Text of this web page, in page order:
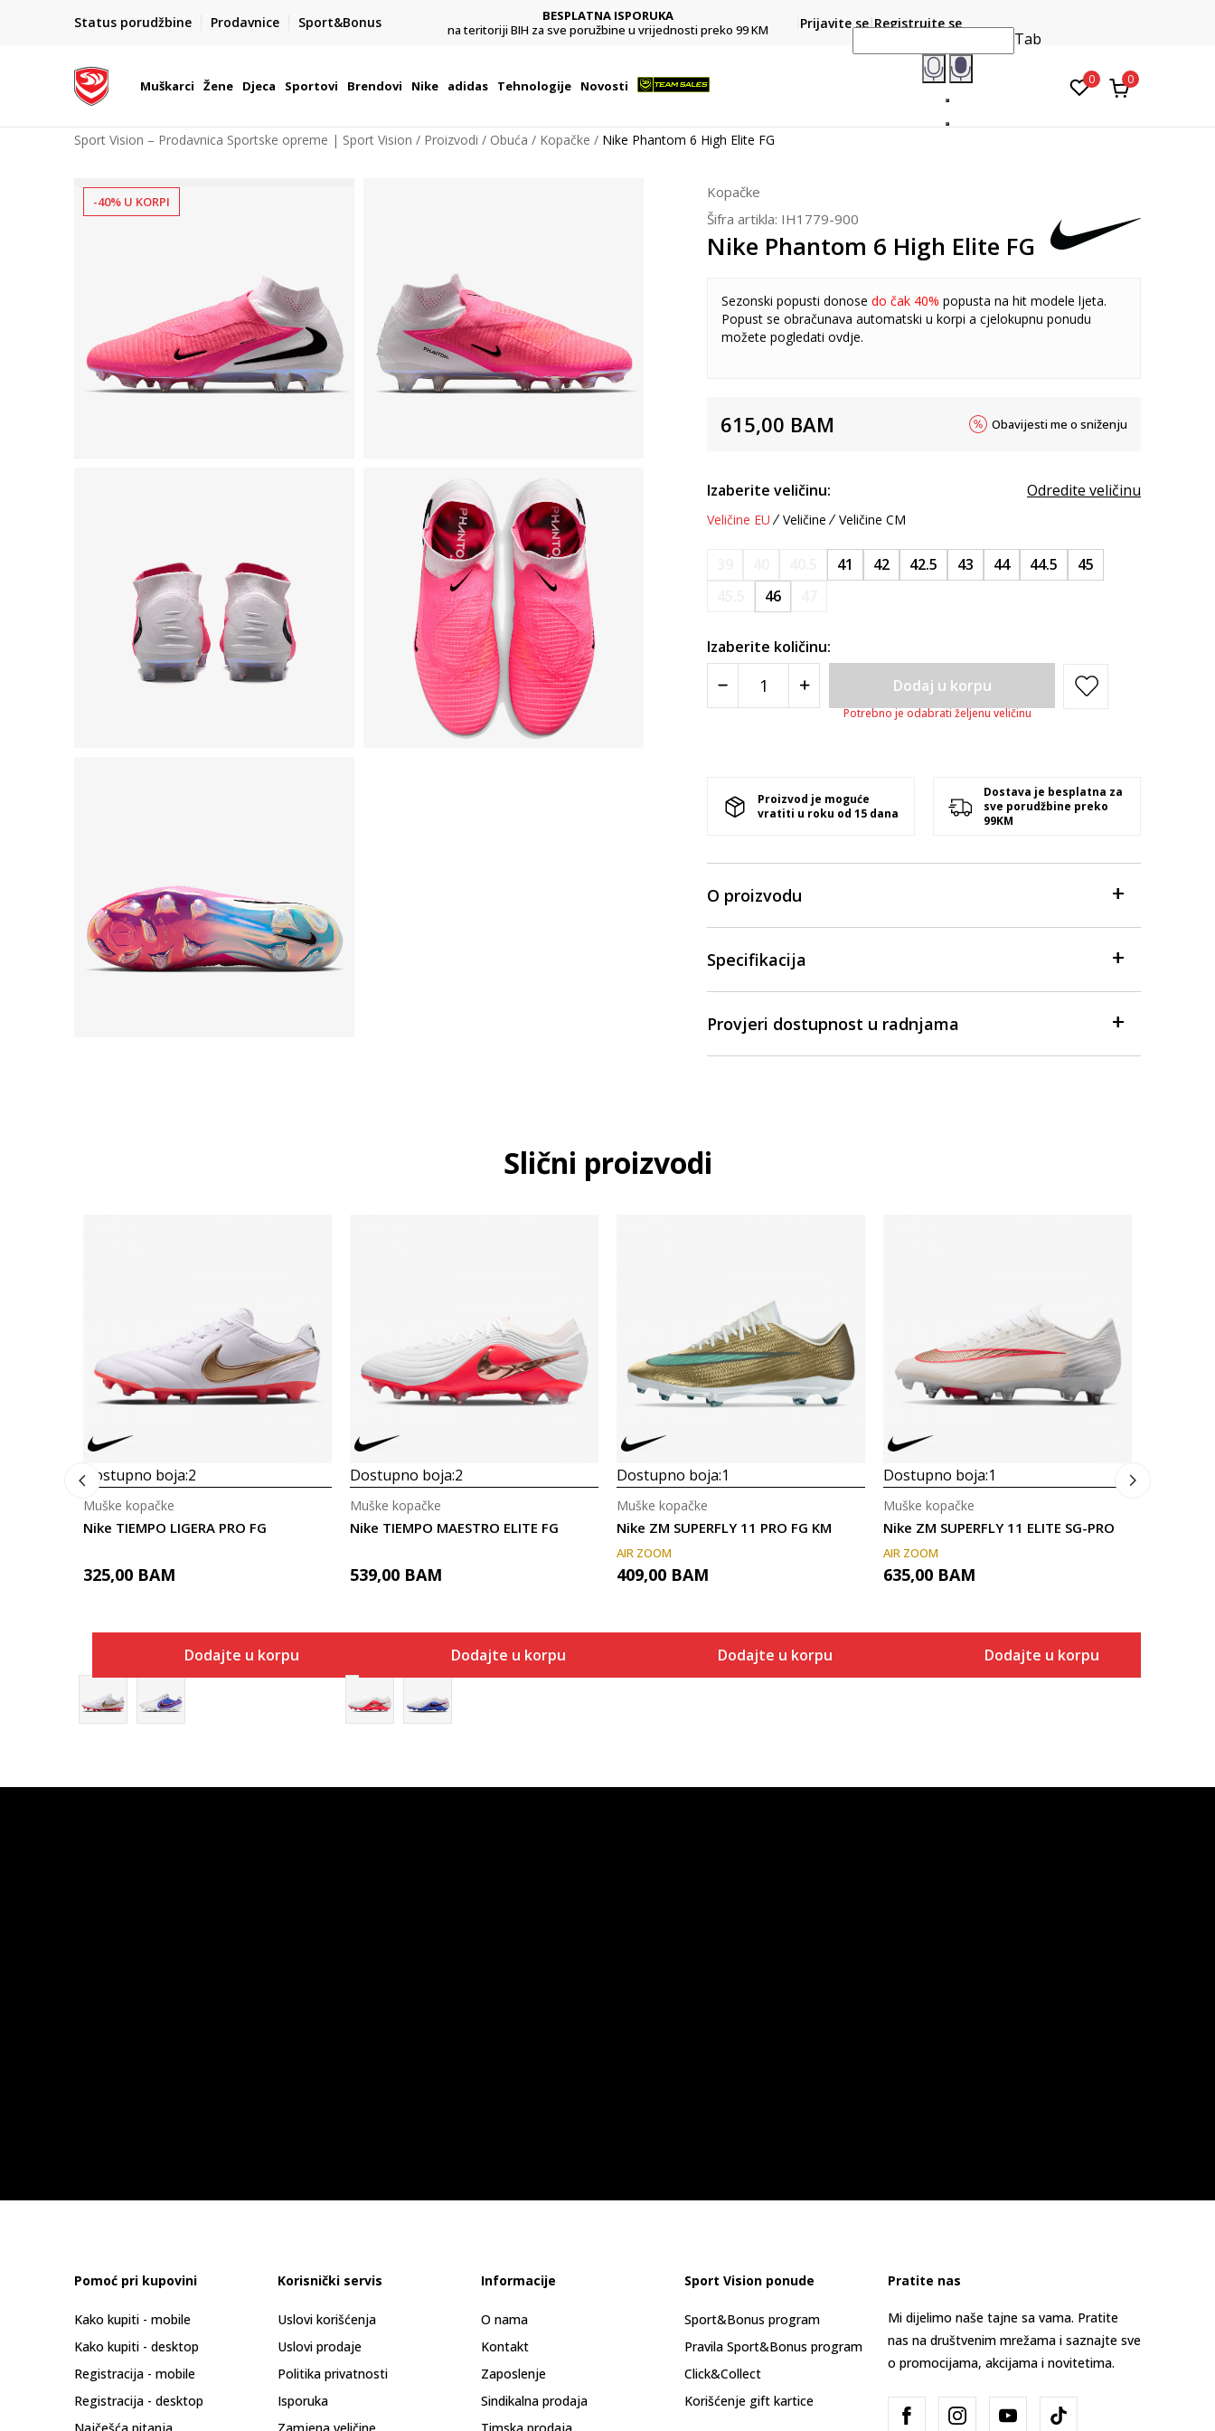
Status porudžbine Prodavnice Sport&Bonus
POZOVITE NAS NA : 055/490-400
Pon-Pet od 9h - 16h
BESPLATNA ISPORUKA
na teritoriji BIH za sve poružbine u vrijednosti preko 99 KM
Platite karticom online i preuzmite u prodavnici po vašem
Prijavite se Registrujte se
Muškarci Žene Djeca Sportovi Brendovi Nike adidas Tehnologije Novosti
Tab
0 0
Sport Vision – Prodavnica Sportske opreme | Sport Vision Proizvodi Obuća Kopačke Nike Phantom 6 High Elite FG
-40% U KORPI
Kopačke
Šifra artikla: IH1779-900
Nike Phantom 6 High Elite FG
Sezonski popusti donose do čak 40% popusta na hit modele ljeta.
Popust se obračunava automatski u korpi a cjelokupnu ponudu
možete pogledati ovdje.
615,00 BAM Obavijesti me o sniženju
Izaberite veličinu: Odredite veličinu
Veličine EU Veličine Veličine CM
41 42 42.5 43 44 44.5
45
46
Izaberite količinu:
Dodaj u korpu
Potrebno je odabrati željenu veličinu
Proizvod je moguće
vratiti u roku od 15 dana
Dostava je besplatna za
sve porudžbine preko
99KM
O proizvodu
Specifikacija
Provjeri dostupnost u radnjama
Slični proizvodi
Dostupno boja:2
Nike TIEMPO LIGERA PRO FG
Muške kopačke
325,00 BAM
Dodajte u korpu
Dostupno boja:2
Nike TIEMPO MAESTRO ELITE FG
Muške kopačke
539,00 BAM
Dodajte u korpu
Dostupno boja:1
Nike ZM SUPERFLY 11 PRO FG KM
Muške kopačke
AIR ZOOM
409,00 BAM
Dodajte u korpu
Dostupno boja:1
Nike ZM SUPERFLY 11 ELITE SG-PRO
Muške kopačke
AIR ZOOM
635,00 BAM
Dodajte u korpu
Pomoć pri kupovini
Kako kupiti - mobile
Kako kupiti - desktop
Registracija - mobile
Registracija - desktop
Korisnički servis
Uslovi korišćenja
Uslovi prodaje
Politika privatnosti
Isporuka
Informacije
O nama
Kontakt
Zaposlenje
Sindikalna prodaja
Sport Vision ponude
Sport&Bonus program
Pravila Sport&Bonus program
Click&Collect
Korišćenje gift kartice
Pratite nas
Mi dijelimo naše tajne sa vama. Pratite
nas na društvenim mrežama i saznajte sve
o promocijama, akcijama i novitetima.